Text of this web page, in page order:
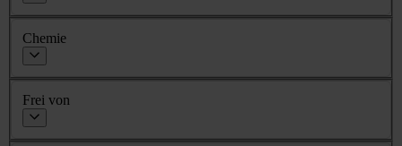
Chemie
Frei von